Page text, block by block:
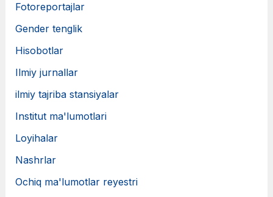
Fotoreportajlar
Gender tenglik
Hisobotlar
Ilmiy jurnallar
ilmiy tajriba stansiyalar
Institut ma'lumotlari
Loyihalar
Nashrlar
Ochiq ma'lumotlar reyestri